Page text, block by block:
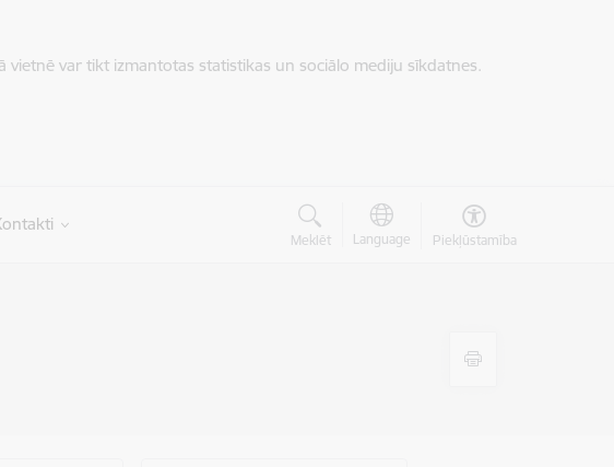
var tikt izmantotas statistikas un sociālo mediju sīkdatnes.
Meklēt Language Piekļūstamība